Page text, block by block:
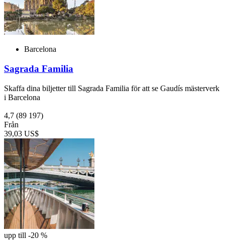
Barcelona
Sagrada Familia
Skaffa dina biljetter till Sagrada Familia för att se Gaudís mästerverk
i Barcelona
4,7 (89 197)
Från
39,03 US$
upp till -20 %